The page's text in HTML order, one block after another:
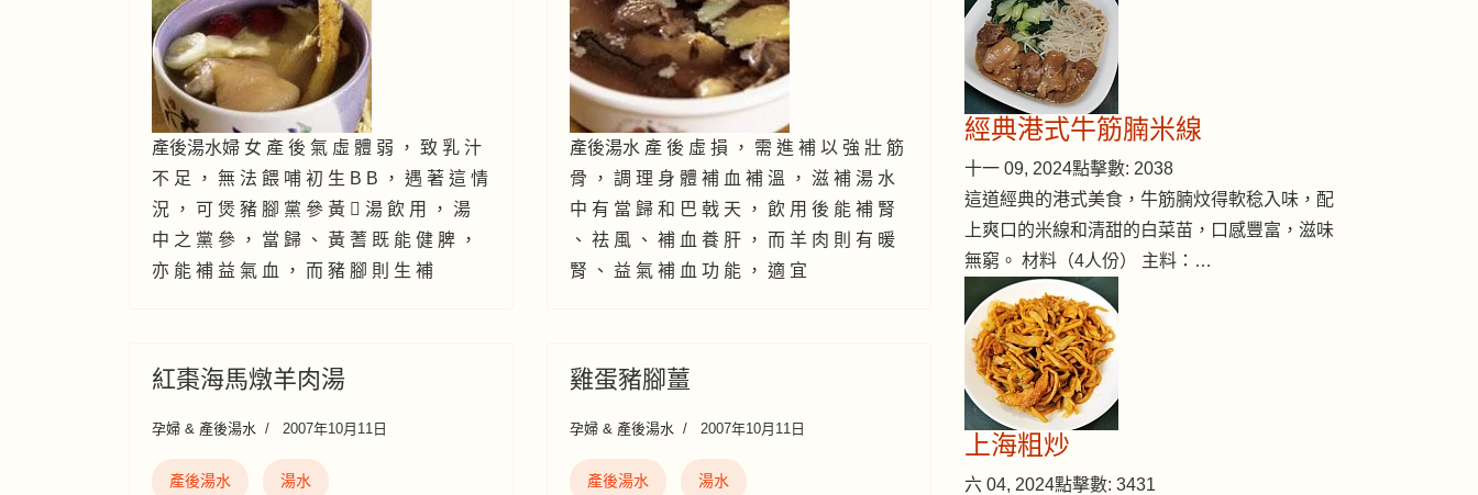
產後湯水婦 女 產 後 氣 虛 體 弱 ， 致 乳 汁
不 足 ， 無 法 餵 哺 初 生 B B ， 遇 著 這 情
況 ， 可 煲 豬 腳 黨 參 黃  湯 飲 用 ， 湯
中 之 黨 參 ， 當 歸 、 黃 蓍 既 能 健 脾 ，
亦 能 補 益 氣 血 ， 而 豬 腳 則 生 補
產後湯水 產 後 虛 損 ， 需 進 補 以 強 壯 筋
骨 ， 調 理 身 體 補 血 補 溫 ， 滋 補 湯 水
中 有 當 歸 和 巴 戟 天 ， 飲 用 後 能 補 腎
、 祛 風 、 補 血 養 肝 ， 而 羊 肉 則 有 暖
腎 、 益 氣 補 血 功 能 ， 適 宜
紅棗海馬燉羊肉湯
孕婦 & 產後湯水 2007年10月11日
產後湯水 湯水
雞蛋豬腳薑
孕婦 & 產後湯水 2007年10月11日
產後湯水 湯水
經典港式牛筋腩米線
十一 09, 2024點擊數: 2038
這道經典的港式美食，牛筋腩炆得軟稔入味，配
上爽口的米線和清甜的白菜苗，口感豐富，滋味
無窮。 材料（4人份） 主料：…
上海粗炒
六 04, 2024點擊數: 3431